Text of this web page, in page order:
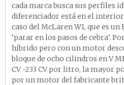
cada marca busca sus perfiles
diferenciador está en el interior
caso del McLaren W1, que es
‘parar en los pasos de cebra’.
híbrido pero con un motor
bloque de ocho cilindros en V
CV -233 CV por litro, la mayor
por un motor del fabricante